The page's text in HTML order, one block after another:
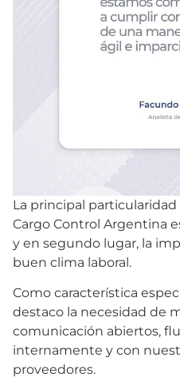
La principal
Cargo Control Argentina
y en segundo lugar, la
buen clima laboral.
Como característica
destaco la necesidad de
comunicación abiertos,
internamente y con
proveedores.